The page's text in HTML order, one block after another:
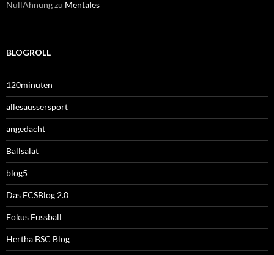
NullAhnungzu Mentales
BLOGROLL
120minuten
allesaussersport
angedacht
Ballsalat
blog5
Das FCSBlog 2.0
Fokus Fussball
Hertha BSC Blog